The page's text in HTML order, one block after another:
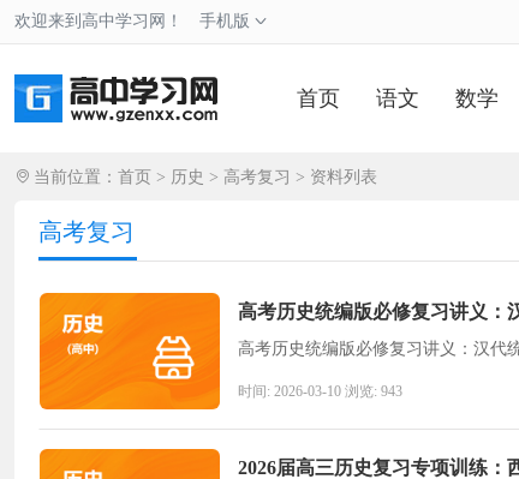
欢迎来到高中学习网！ 手机版
首页 语文 数学
当前位置： 首页 > 历史 > 高考复习 > 资料列表
高考复习
高考历史统编版必修复习讲义：
高考历史统编版必修复习讲义：汉代
时间: 2026-03-10 浏览: 943
2026届高三历史复习专项训练